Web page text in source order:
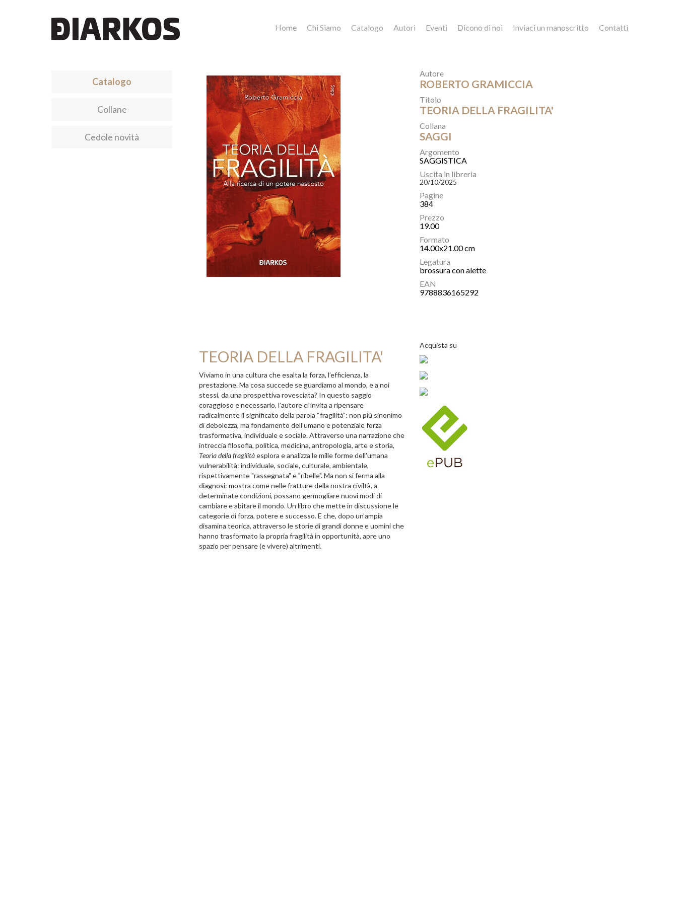
Home Chi Siamo Catalogo Autori Eventi Dicono di noi Inviaci un manoscritto Contatti
Catalogo
Collane
Cedole novità
Autore
ROBERTO GRAMICCIA
Titolo
TEORIA DELLA FRAGILITA'
Collana
SAGGI
Argomento
SAGGISTICA
Uscita in libreria
20/10/2025
Pagine
384
Prezzo
19.00
Formato
14.00x21.00 cm
Legatura
brossura con alette
EAN
9788836165292
TEORIA DELLA FRAGILITA'
Viviamo in una cultura che esalta la forza, l’efficienza, la
prestazione. Ma cosa succede se guardiamo al mondo, e a noi
stessi, da una prospettiva rovesciata? In questo saggio
coraggioso e necessario, l’autore ci invita a ripensare
radicalmente il significato della parola “fragilità”: non più sinonimo
di debolezza, ma fondamento dell’umano e potenziale forza
trasformativa, individuale e sociale. Attraverso una narrazione che
intreccia filosofia, politica, medicina, antropologia, arte e storia,
Teoria della fragilitàesplora e analizza le mille forme dell'umana
vulnerabilità: individuale, sociale, culturale, ambientale,
rispettivamente "rassegnata" e "ribelle". Ma non si ferma alla
diagnosi: mostra come nelle fratture della nostra civiltà, a
determinate condizioni, possano germogliare nuovi modi di
cambiare e abitare il mondo. Un libro che mette in discussione le
categorie di forza, potere e successo. E che, dopo un'ampia
disamina teorica, attraverso le storie di grandi donne e uomini che
hanno trasformato la propria fragilità in opportunità, apre uno
spazio per pensare (e vivere) altrimenti.
Acquista su